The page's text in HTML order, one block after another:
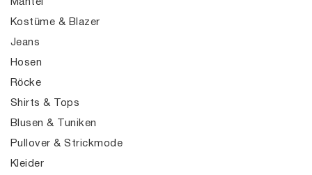
Mäntel
Kostüme & Blazer
Jeans
Hosen
Röcke
Shirts & Tops
Blusen & Tuniken
Pullover & Strickmode
Kleider